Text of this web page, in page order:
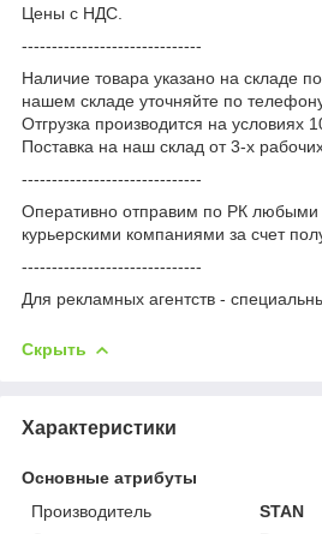
Цены с НДС.
------------------------------
Наличие товара указано на складе
нашем складе уточняйте по
Отгрузка производится на условиях
Поставка на наш склад от 3-x
------------------------------
Оперативно отправим по РК любыми
курьерскими компаниями за счет
------------------------------
Для рекламных агентств -
Скрыть
Характеристики
Основные атрибуты
Производитель
STAN